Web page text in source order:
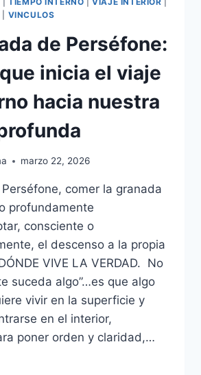
VINCULOS
de Perséfone:
inicia el viaje
hacia nuestra
marzo 22, 2026
comer la granada
profundamente
consciente o
el descenso a la propia
VIVE LA VERDAD. No
suceda algo”…es que algo
vivir en la superficie y
en el interior,
poner orden y claridad,…